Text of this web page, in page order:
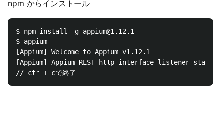
npm からインストール
$ npm install -g appium@1.12.1
$ appium
[Appium] Welcome to Appium v1.12.1
[Appium] Appium REST http interface listener